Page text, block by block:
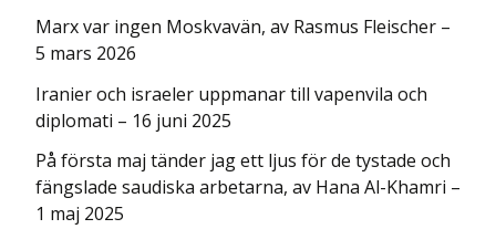
Marx var ingen Moskvavän, av Rasmus Fleischer –
5 mars 2026
Iranier och israeler uppmanar till vapenvila och
diplomati – 16 juni 2025
På första maj tänder jag ett ljus för de tystade och
fängslade saudiska arbetarna, av Hana Al-Khamri –
1 maj 2025